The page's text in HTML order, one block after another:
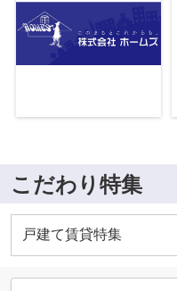
こだわり特集
戸建て賃貸特集